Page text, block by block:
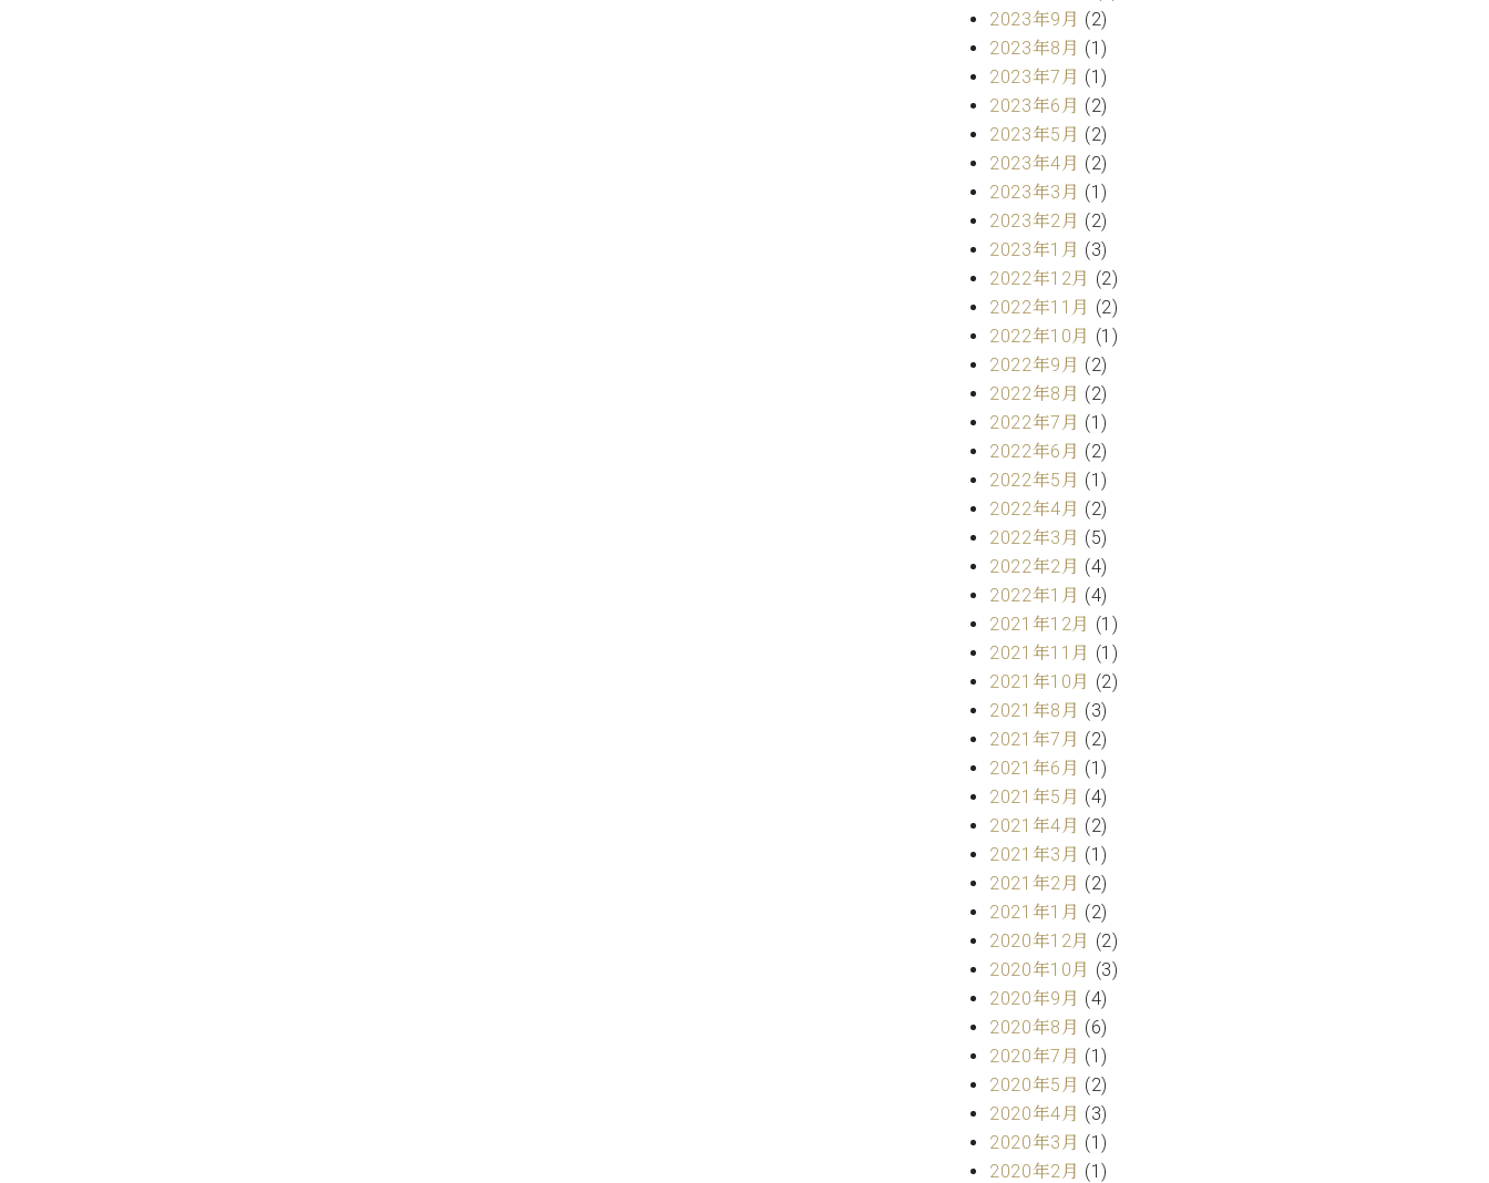
2023年9月 (2)
2023年8月 (1)
2023年7月 (1)
2023年6月 (2)
2023年5月 (2)
2023年4月 (2)
2023年3月 (1)
2023年2月 (2)
2023年1月 (3)
2022年12月 (2)
2022年11月 (2)
2022年10月 (1)
2022年9月 (2)
2022年8月 (2)
2022年7月 (1)
2022年6月 (2)
2022年5月 (1)
2022年4月 (2)
2022年3月 (5)
2022年2月 (4)
2022年1月 (4)
2021年12月 (1)
2021年11月 (1)
2021年10月 (2)
2021年8月 (3)
2021年7月 (2)
2021年6月 (1)
2021年5月 (4)
2021年4月 (2)
2021年3月 (1)
2021年2月 (2)
2021年1月 (2)
2020年12月 (2)
2020年10月 (3)
2020年9月 (4)
2020年8月 (6)
2020年7月 (1)
2020年5月 (2)
2020年4月 (3)
2020年3月 (1)
2020年2月 (1)